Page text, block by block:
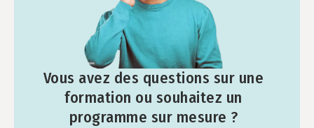
Vous avez des questions sur une
formation ou souhaitez un
programme sur mesure ?